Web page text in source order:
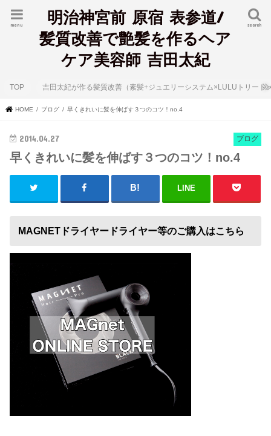
明治神宮前 原宿 表参道/
髪質改善で艶髪を作るヘア
ケア美容師 吉田太紀
search
menu
TOP 吉田太紀が作る髪質改善（素髪+ジュエリーシステム×LULUトリート
HOME ブログ 早くきれいに髪を伸ばす３つのコツ！no.4
ブログ
2014.04.27
早くきれいに髪を伸ばす３つのコツ！no.4
LINE
MAGNETドライヤードライヤー等のご購入はこちら